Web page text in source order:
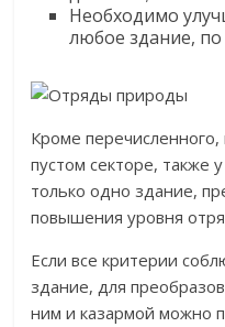
Необходимо
любое здание,
Кроме перечисленного,
пустом секторе, также
только одно здание,
повышения уровня
Если все критерии
здание, для
ним и казармой можно